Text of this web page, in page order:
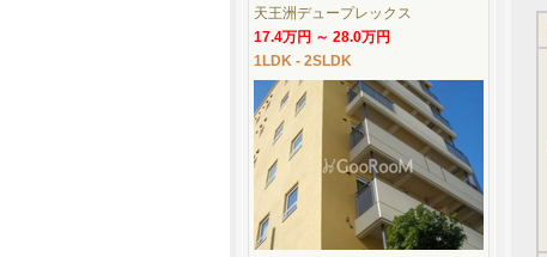
天王洲デュープレックス
17.4万円 ～ 28.0万円
1LDK - 2SLDK